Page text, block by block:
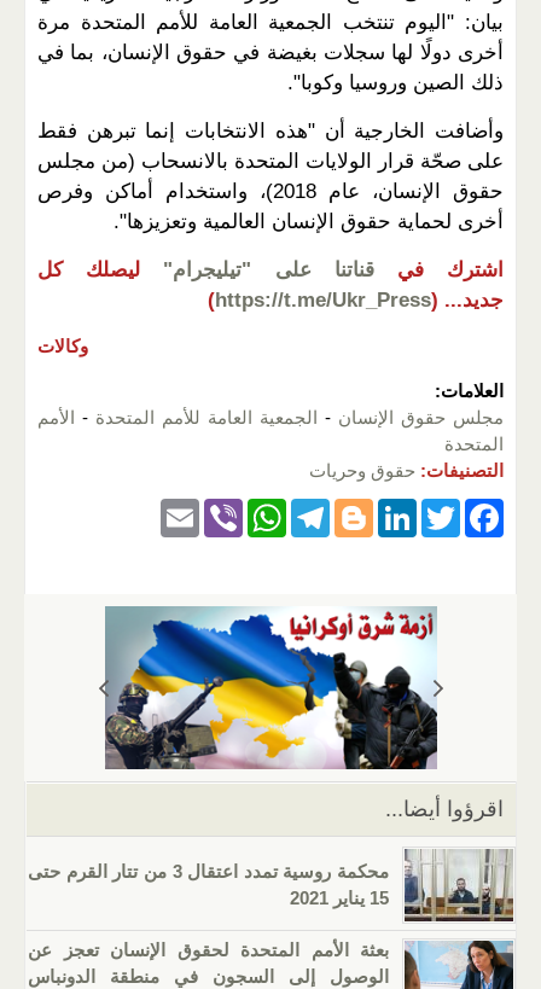
بيان: "اليوم تنتخب الجمعية العامة للأمم المتحدة مرة
أخرى دولًا لها سجلات بغيضة في حقوق الإنسان، بما في
ذلك الصين وروسيا وكوبا".
وأضافت الخارجية أن "هذه الانتخابات إنما تبرهن فقط
على صحّة قرار الولايات المتحدة بالانسحاب (من مجلس
حقوق الإنسان، عام 2018)، واستخدام أماكن وفرص
أخرى لحماية حقوق الإنسان العالمية وتعزيزها".
اشترك في قناتنا على "تيليجرام"
ليصلك كل
جديد... (
https://t.me/Ukr_Press
)
وكالات
العلامات:
مجلس حقوق الإنسان - الجمعية العامة للأمم المتحدة - الأمم
المتحدة
التصنيفات: حقوق وحريات
F
k
T
er
Li
e
dI
n
Bl
g
er
T
gr
a
m
W
s
A
p
p
Vi
اقرؤوا أيضا...
محكمة روسية تمدد اعتقال 3 من تتار القرم حتى
15 يناير 2021
بعثة الأمم المتحدة لحقوق الإنسان تعجز عن
الوصول إلى السجون في منطقة الدونباس